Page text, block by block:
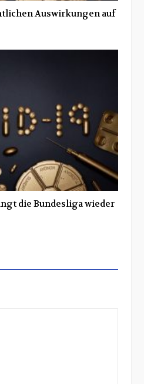
Auswirkungen auf
die Bundesliga wieder